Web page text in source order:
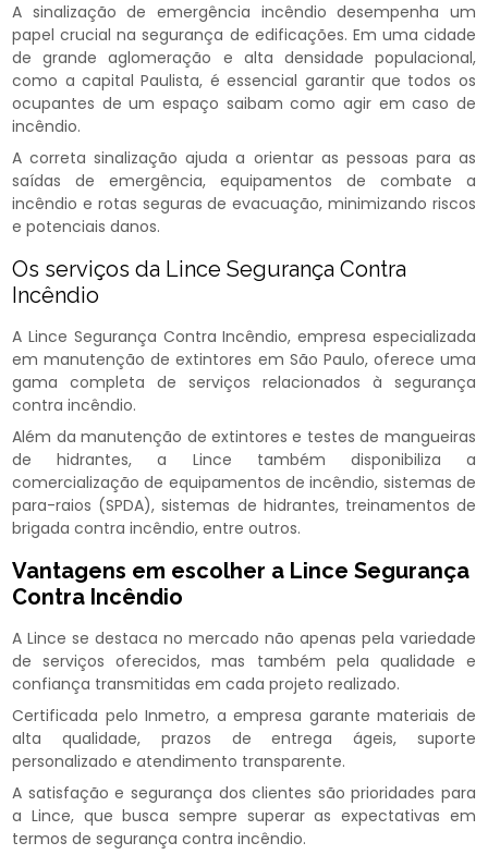
A sinalização de emergência incêndio desempenha um
papel crucial na segurança de edificações. Em uma cidade
de grande aglomeração e alta densidade populacional,
como a capital Paulista, é essencial garantir que todos os
ocupantes de um espaço saibam como agir em caso de
incêndio.
A correta sinalização ajuda a orientar as pessoas para as
saídas de emergência, equipamentos de combate a
incêndio e rotas seguras de evacuação, minimizando riscos
e potenciais danos.
Os serviços da Lince Segurança Contra
Incêndio
A Lince Segurança Contra Incêndio, empresa especializada
em manutenção de extintores em São Paulo, oferece uma
gama completa de serviços relacionados à segurança
contra incêndio.
Além da manutenção de extintores e testes de mangueiras
de hidrantes, a Lince também disponibiliza a
comercialização de equipamentos de incêndio, sistemas de
para-raios (SPDA), sistemas de hidrantes, treinamentos de
brigada contra incêndio, entre outros.
Vantagens em escolher a Lince Segurança
Contra Incêndio
A Lince se destaca no mercado não apenas pela variedade
de serviços oferecidos, mas também pela qualidade e
confiança transmitidas em cada projeto realizado.
Certificada pelo Inmetro, a empresa garante materiais de
alta qualidade, prazos de entrega ágeis, suporte
personalizado e atendimento transparente.
A satisfação e segurança dos clientes são prioridades para
a Lince, que busca sempre superar as expectativas em
termos de segurança contra incêndio.